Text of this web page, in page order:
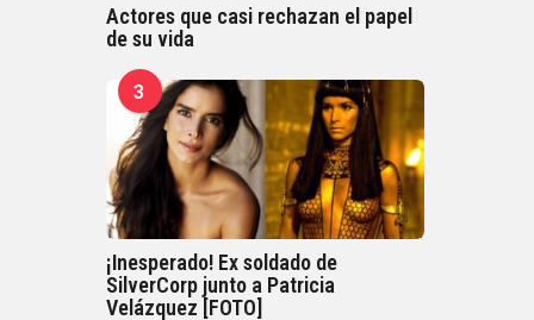
Actores que casi rechazan el papel
de su vida
3
¡Inesperado! Ex soldado de
SilverCorp junto a Patricia
Velázquez [FOTO]